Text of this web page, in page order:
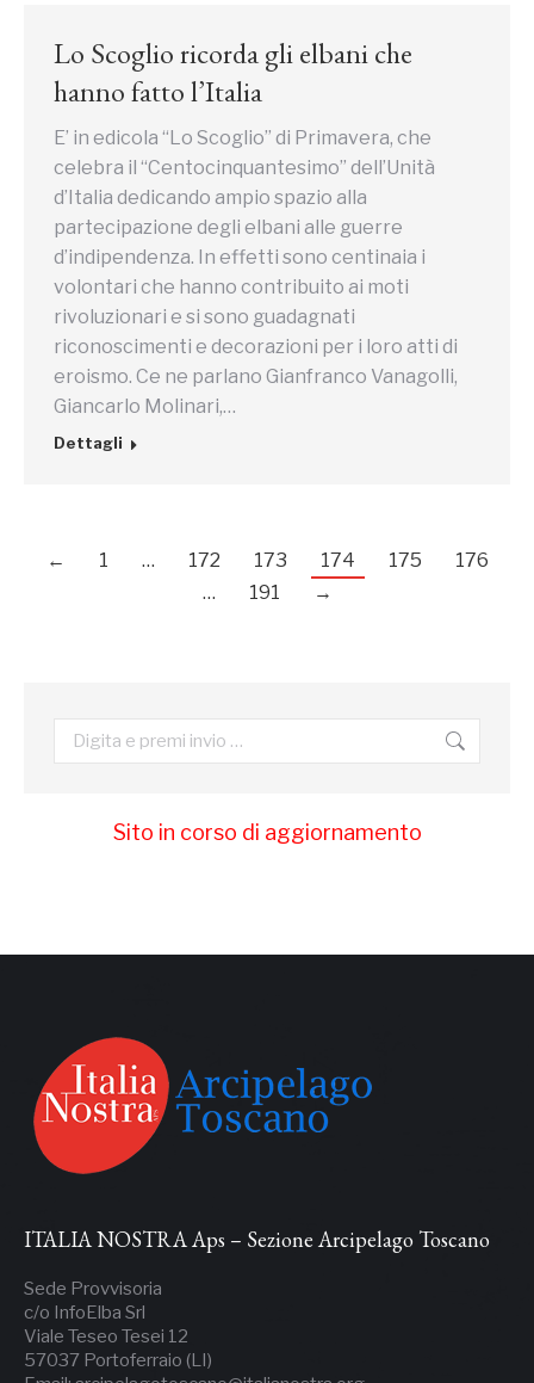
Lo Scoglio ricorda gli elbani che
hanno fatto l’Italia
E’ in edicola “Lo Scoglio” di Primavera, che
celebra il “Centocinquantesimo” dell’Unità
d’Italia dedicando ampio spazio alla
partecipazione degli elbani alle guerre
d’indipendenza. In effetti sono centinaia i
volontari che hanno contribuito ai moti
rivoluzionari e si sono guadagnati
riconoscimenti e decorazioni per i loro atti di
eroismo. Ce ne parlano Gianfranco Vanagolli,
Giancarlo Molinari,…
Dettagli
← 1 … 172 173 174 175
176
…
191 →
Cerca:
Sito in corso di aggiornamento
ITALIA NOSTRA Aps – Sezione Arcipelago Toscano
Sede Provvisoria
c/o InfoElba Srl
Viale Teseo Tesei 12
57037 Portoferraio (LI)